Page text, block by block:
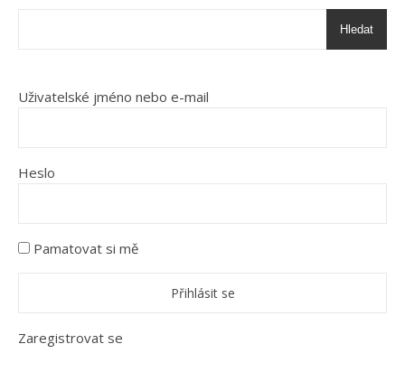
Hledat
Uživatelské jméno nebo e-mail
Heslo
Pamatovat si mě
Zaregistrovat se